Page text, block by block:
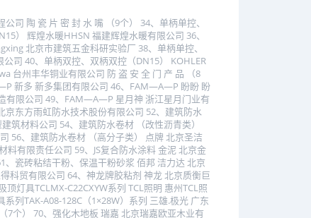
司 陶 瓷 片 密 封 水 嘴 （9个） 34、单柄单控、
） 辉煌水暖HHSN 福建辉煌水暖有限公司 36、
北京市建筑五金科研实验厂 38、单柄单控、
司 40、单柄双控、双柄双控（DN15） KOHLER
台州丰华铜业有限公司 防 盗 安 全 门 产 品 （8
新多 新多集团有限公司 46、FAM―A―P 盼盼 盼
限公司 49、FAM―A―P 星月神 浙江星月门业有
东方雨虹防水技术股份有限公司 52、建筑防水
筑材料公司 54、建筑防水卷材 （改性沥青类）
56、建筑防水卷材 （高分子类） 点牌 北京圣洁
有限责任公司 59、JS复合防水涂料 金泥 北京金
瓷砖粘结干粉、保温干粉砂浆 佰邦 洁力达 北京
科贸有限公司 64、神龙牌胶粘剂 神龙 北京质衡巨
灯具TCLMX-C22CXYW系列 TCL照明 惠州TCL照
列TAK-A08-128C（1×28W）系列 三雄.极光 广东
7个） 70、强化木地板 瑞嘉 北京瑞嘉欧亚木业有